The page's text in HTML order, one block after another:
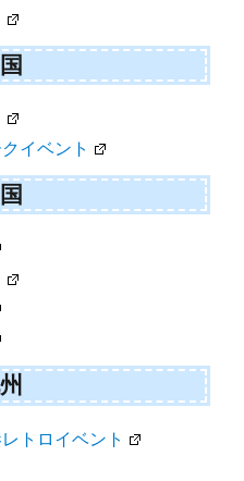
イベント
トロイベント